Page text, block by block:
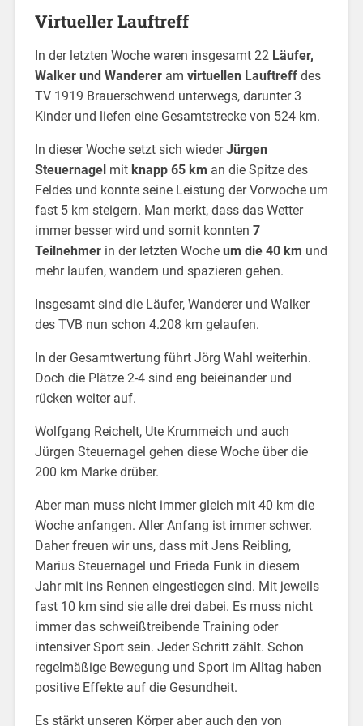
Virtueller Lauftreff
In der letzten Woche waren insgesamt 22 Läufer,
Walker und Wanderer am virtuellen Lauftreffdes
TV 1919 Brauerschwend unterwegs, darunter 3
Kinder und liefen eine Gesamtstrecke von 524 km.
In dieser Woche setzt sich wiederJürgen
Steuernagelmit knapp 65 km an die Spitze des
Feldes und konnte seine Leistung der Vorwoche um
fast 5 km steigern. Man merkt, dass das Wetter
immer besser wird und somit konnten 7
Teilnehmerin der letzten Woche um die 40 km und
mehr laufen, wandern und spazieren gehen.
Insgesamt sind die Läufer, Wanderer und Walker
des TVB nun schon 4.208 km gelaufen.
In der Gesamtwertung führt Jörg Wahl weiterhin.
Doch die Plätze 2-4 sind eng beieinander und
rücken weiter auf.
Wolfgang Reichelt, Ute Krummeich und auch
Jürgen Steuernagel gehen diese Woche über die
200 km Marke drüber.
Aber man muss nicht immer gleich mit 40 km die
Woche anfangen. Aller Anfang ist immer schwer.
Daher freuen wir uns, dass mit Jens Reibling,
Marius Steuernagel und Frieda Funk in diesem
Jahr mit ins Rennen eingestiegen sind. Mit jeweils
fast 10 km sind sie alle drei dabei. Es muss nicht
immer das schweißtreibende Training oder
intensiver Sport sein. Jeder Schritt zählt. Schon
regelmäßige Bewegung und Sport im Alltag haben
positive Effekte auf die Gesundheit.
Es stärkt unseren Körper aber auch den von